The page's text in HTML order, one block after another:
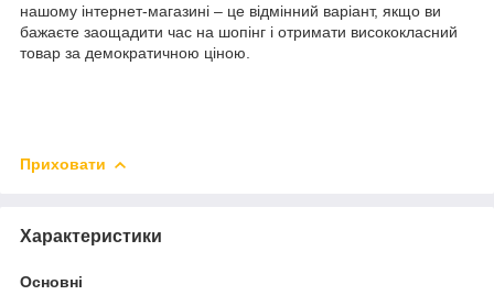
нашому інтернет-магазині – це відмінний варіант, якщо ви
бажаєте заощадити час на шопінг і отримати висококласний
товар за демократичною ціною.
Приховати
Характеристики
Основні